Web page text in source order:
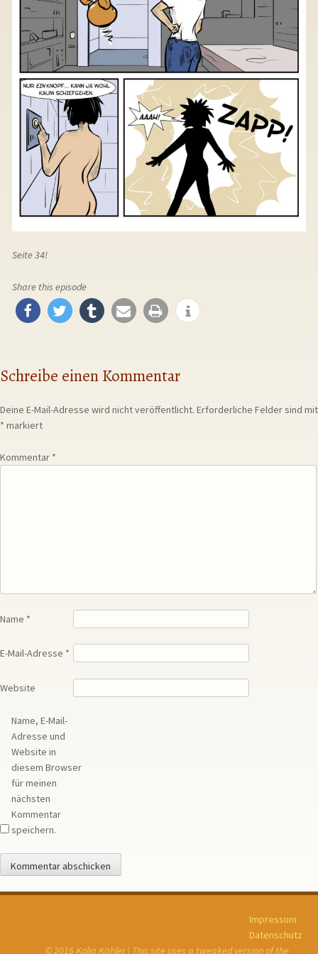
Seite 34!
Share this episode
Schreibe einen Kommentar
Deine E-Mail-Adresse wird nicht veröffentlicht. Erforderliche Felder sind mit
* markiert
Kommentar *
Name *
E-Mail-Adresse *
Website
Name, E-Mail-
Adresse und
Website in
diesem Browser
für meinen
nächsten
Kommentar
speichern.
Impressum
Datenschutz
© 2016 Kolja Kähler | This site uses a tweaked version of the